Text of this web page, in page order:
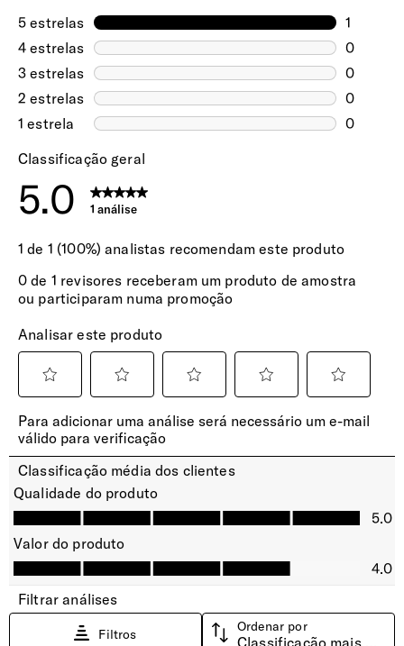
Exterior e Interior
PET reciclado, economizando o equivalente a 8 garrafas de
plástico (0,5L – 20g).
EXTERIOR
Resistente à Água
Sim
Incluída na mochila.
Alças | Ombros
Suporte | Garrafa
Sim
Bolsos Exteriores
2 bolsos frontais.
Encaixe Pega Extensível
Permite o encaixe da mochila na pega extensível da mala
de viagem. Viagens mais cómodas.
30.00€
Selecione este método para entrega rápida
nas Ilhas dos Açores e Madeira. A sua
encomenda será expedida via aérea e tem
um tempo estimado de entrega entre 6 a 10
dias úteis.
Encomendas pagas até às 15h têm previsão
hora, serão expedidas no dia útil seguinte.